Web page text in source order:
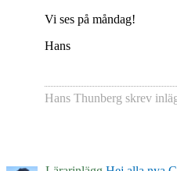
Vi ses på måndag!
Hans
Hans Thunberg skrev